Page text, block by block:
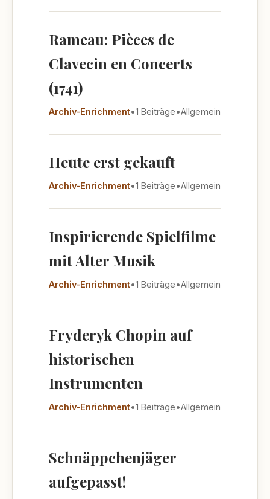
Rameau: Pièces de
Clavecin en Concerts
(1741)
Archiv-Enrichment•1 Beiträge•Allgemein
Heute erst gekauft
Archiv-Enrichment•1 Beiträge•Allgemein
Inspirierende Spielfilme
mit Alter Musik
Archiv-Enrichment•1 Beiträge•Allgemein
Fryderyk Chopin auf
historischen
Instrumenten
Archiv-Enrichment•1 Beiträge•Allgemein
Schnäppchenjäger
aufgepasst!